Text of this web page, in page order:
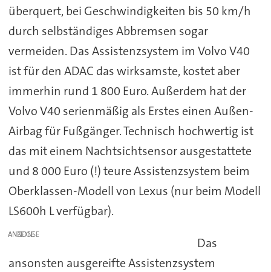
überquert, bei Geschwindigkeiten bis 50 km/h
durch selbständiges Abbremsen sogar
vermeiden. Das Assistenzsystem im Volvo V40
ist für den ADAC das wirksamste, kostet aber
immerhin rund 1 800 Euro. Außerdem hat der
Volvo V40 serienmäßig als Erstes einen Außen-
Airbag für Fußgänger. Technisch hochwertig ist
das mit einem Nachtsichtsensor ausgestattete
und 8 000 Euro (!) teure Assistenzsystem beim
Oberklassen-Modell von Lexus (nur beim Modell
LS600h L verfügbar).
ANZEIGE
Das
ansonsten ausgereifte Assistenzsystem